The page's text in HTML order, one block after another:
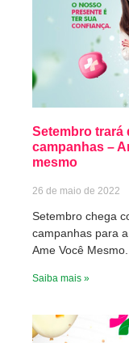
Setembro trará
campanhas –
mesmo
26 de maio de 2022
Setembro chega
campanhas para
Ame Você Mesmo.
Saiba mais »